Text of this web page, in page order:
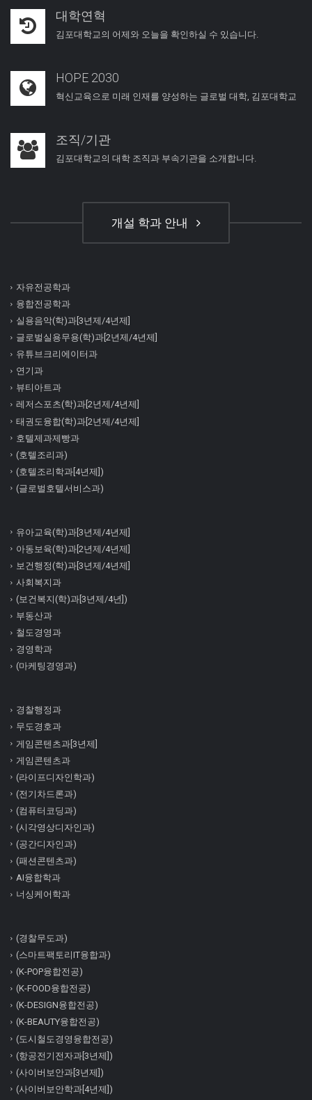
대학연혁
김포대학교의 어제와 오늘을 확인하실 수 있습니다.
HOPE 2030
혁신교육으로 미래 인재를 양성하는 글로벌 대학, 김포대학교
조직/기관
김포대학교의 대학 조직과 부속기관을 소개합니다.
개설 학과 안내
자유전공학과
융합전공학과
실용음악(학)과[3년제/4년제]
글로벌실용무용(학)과[2년제/4년제]
유튜브크리에이터과
연기과
뷰티아트과
레저스포츠(학)과[2년제/4년제]
태권도융합(학)과[2년제/4년제]
호텔제과제빵과
(호텔조리과)
(호텔조리학과[4년제])
(글로벌호텔서비스과)
유아교육(학)과[3년제/4년제]
아동보육(학)과[2년제/4년제]
보건행정(학)과[3년제/4년제]
사회복지과
(보건복지(학)과[3년제/4년])
부동산과
철도경영과
경영학과
(마케팅경영과)
경찰행정과
무도경호과
게임콘텐츠과[3년제]
게임콘텐츠과
(라이프디자인학과)
(전기차드론과)
(컴퓨터코딩과)
(시각영상디자인과)
(공간디자인과)
(패션콘텐츠과)
AI융합학과
너싱케어학과
(경찰무도과)
(스마트팩토리IT융합과)
(K-POP융합전공)
(K-FOOD융합전공)
(K-DESIGN융합전공)
(K-BEAUTY융합전공)
(도시철도경영융합전공)
(항공전기전자과[3년제])
(사이버보안과[3년제])
(사이버보안학과[4년제])